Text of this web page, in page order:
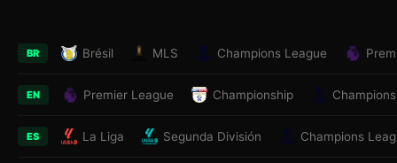
BR Brésil MLS Champions League
EN Premier League Championship
ES La Liga Segunda División Champions